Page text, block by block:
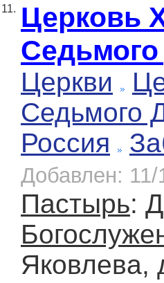
11. Церковь
Церкви
Седьмого
Россия
Добавлен:
Пастырь:
Яковлева,